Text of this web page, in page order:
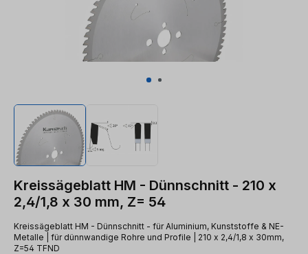
Kreissägeblatt HM - Dünnschnitt - 210 x
2,4/1,8 x 30 mm, Z= 54
Kreissägeblatt HM - Dünnschnitt - für Aluminium, Kunststoffe & NE-
Metalle | für dünnwandige Rohre und Profile | 210 x 2,4/1,8 x 30mm,
Z=54 TFND